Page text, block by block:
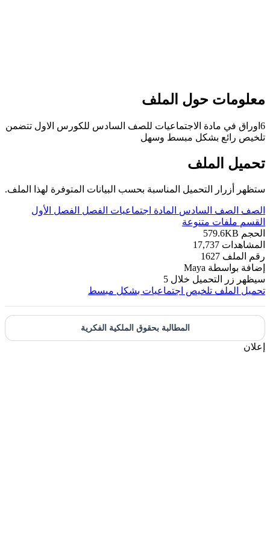
حول الملف
6اوراق في مادة الاجتماعيات للصف السادس للكورس الاول تتضمن
رائع بشكل مبسط وسهل
الملف
أزرار التحميل المناسبة بحسب البيانات المتوفرة لهذا الملف.
الصف السادس المادة اجتماعيات الفصل الفصل الأول
ملفات متنوعة
579.6KB
17,737
الملف 1627
بواسطة Maya
زر التحميل خلال 5
الملف تلخيص اجتماعيات بشكل مبسط
المطالبة بحقوق الملكية الفكرية